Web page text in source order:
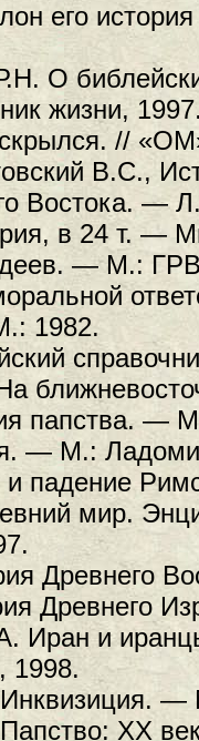
его
О
жизни,
//
В.С.,
Востока. —
в 24 т. —
— М.:
1982.
папства. —
— М.:
и падение
мир.
Древнего
Древнего
Иран и
1998.
Инквизиция.
XX